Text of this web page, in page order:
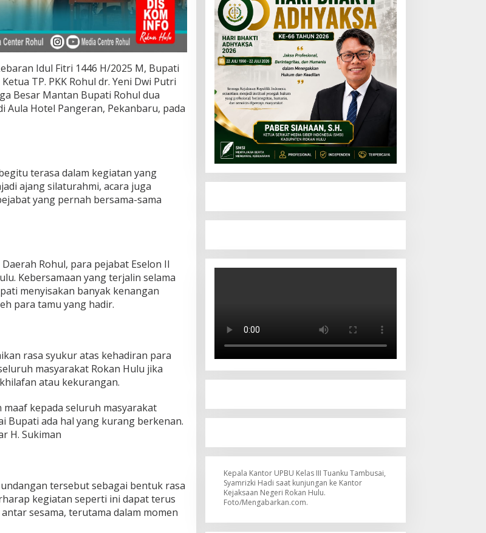
Idul Fitri 1446 H/2025 M, Bupati
TP. PKK Rohul dr. Yeni Dwi Putri
Besar Mantan Bupati Rohul dua
Aula Hotel Pangeran, Pekanbaru, pada
terasa dalam kegiatan yang
ajang silaturahmi, acara juga
yang pernah bersama-sama
Rohul, para pejabat Eselon II
Kebersamaan yang terjalin selama
menyisakan banyak kenangan
para tamu yang hadir.
rasa syukur atas kehadiran para
masyarakat Rokan Hulu jika
atau kekurangan.
maaf kepada seluruh masyarakat
Bupati ada hal yang kurang berkenan.
H. Sukiman
tersebut sebagai bentuk rasa
kegiatan seperti ini dapat terus
sesama, terutama dalam momen
Kepala Kantor UPBU Kelas III Tuanku Tambusai,
Syamrizki Hadi saat kunjungan ke Kantor
Kejaksaan Negeri Rokan Hulu.
Foto/Mengabarkan.com.